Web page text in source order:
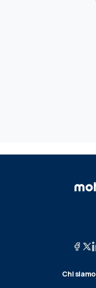
Chi siamo